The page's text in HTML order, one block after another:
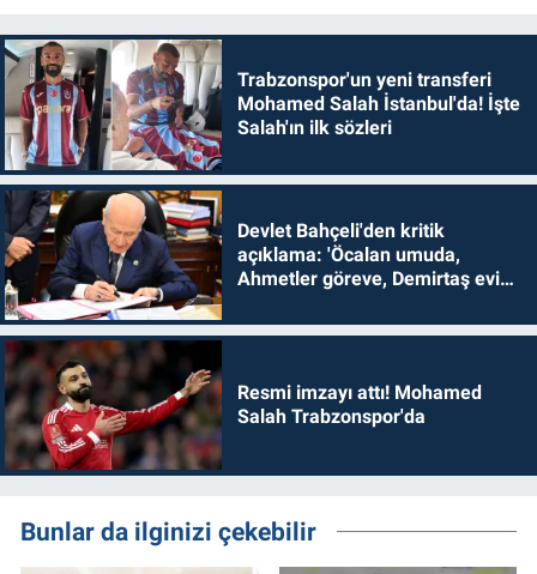
Trabzonspor'un yeni transferi
Mohamed Salah İstanbul'da! İşte
Salah'ın ilk sözleri
Devlet Bahçeli'den kritik
açıklama: 'Öcalan umuda,
Ahmetler göreve, Demirtaş evine
Resmi imzayı attı! Mohamed
Salah Trabzonspor'da
Bunlar da ilginizi çekebilir